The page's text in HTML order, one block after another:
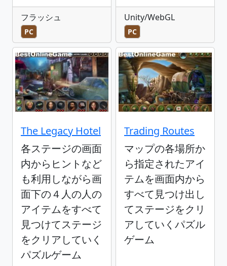
フラッシュ
PC
Unity/WebGL
PC
The Legacy Hotel
各ステージの画面
内からヒントなど
も利用しながら画
面下の４人の人の
アイテムをすべて
見つけてステージ
をクリアしていく
パズルゲーム
Trading Routes
マップの各場所か
ら指定されたアイ
テムを画面内から
すべて見つけ出し
てステージをクリ
アしていくパズル
ゲーム